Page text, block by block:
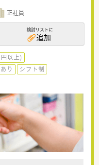
正社員
検討リストに
追加
以上)
り
シフト制